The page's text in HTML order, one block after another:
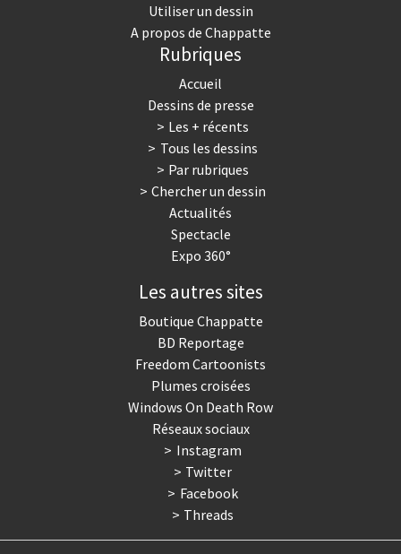
Pascal Couchepin
Pauvres banques suisses! Peur des virus
SOS l'Europe!
Souvenir de Fukushima Terrorisme
Un monde de foot
Utiliser un dessin
A propos de Chappatte
Rubriques
Accueil
Dessins de presse
Les + récents
Tous les dessins
Par rubriques
Chercher un dessin
Actualités
Spectacle
Expo 360°
Les autres sites
Boutique Chappatte
BD Reportage
Freedom Cartoonists
Plumes croisées
Windows On Death Row
Réseaux sociaux
Instagram
Twitter
Facebook
Threads